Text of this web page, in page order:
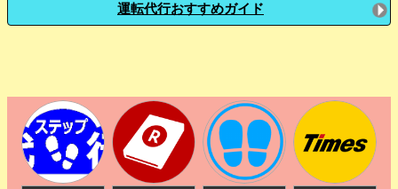
運転代行おすすめガイド